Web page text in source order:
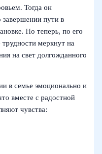
Тогда он
завершении пути в
Но теперь, по его
меркнут на
на свет долгожданного
в семье эмоционально и
вместе с радостной
чувства: